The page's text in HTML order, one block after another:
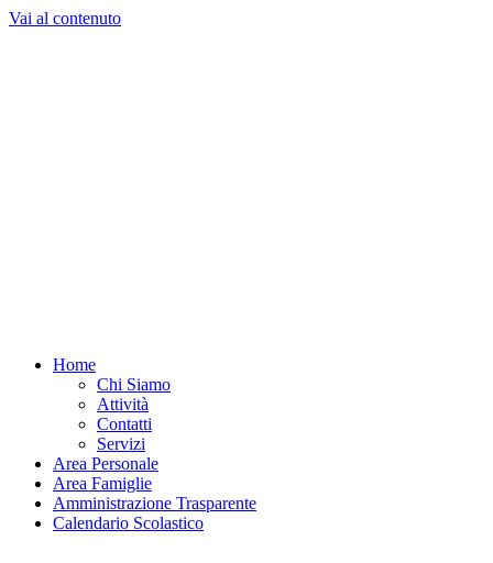
Vai al contenuto
Home
Chi Siamo
Attività
Contatti
Servizi
Area Personale
Area Famiglie
Amministrazione Trasparente
Calendario Scolastico